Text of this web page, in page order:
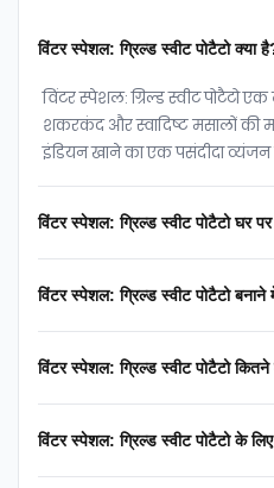
विंटर स्पेशल: ग्रिल्ड स्वीट पोटैटो क्या
विंटर स्पेशल: ग्रिल्ड स्वीट पोटैटो
शकरकंद और स्वादिष्ट मसालों की
इंडियन खाने का एक पसंदीदा व्यंजन
विंटर स्पेशल: ग्रिल्ड स्वीट पोटैटो घर
विंटर स्पेशल: ग्रिल्ड स्वीट पोटैटो
विंटर स्पेशल: ग्रिल्ड स्वीट पोटैटो कितने
विंटर स्पेशल: ग्रिल्ड स्वीट पोटैटो के